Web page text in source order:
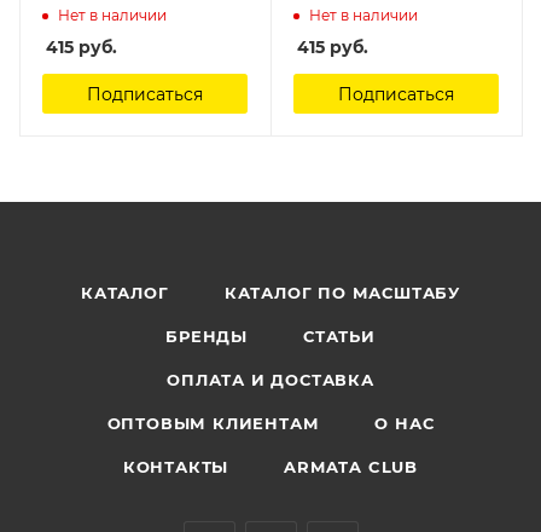
Blue) Citadel
Нет в наличии
415 руб.
Подписаться
Stegadon Scale Green)
Нет в наличии
415 руб.
Подписаться
КАТАЛОГ КАТАЛОГ ПО МАСШТАБУ
БРЕНДЫ СТАТЬИ
ОПЛАТА И ДОСТАВКА
ОПТОВЫМ КЛИЕНТАМ О НАС
КОНТАКТЫ ARMATA CLUB